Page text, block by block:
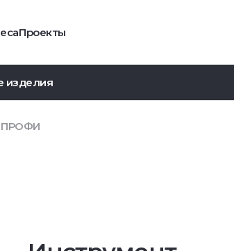
Проекты
изделия
ПРОФИ